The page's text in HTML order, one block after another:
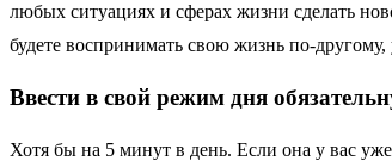
любых ситуациях и сферах жизни сделать
будете воспринимать свою жизнь по-
Ввести в свой режим дня
Хотя бы на 5 минут в день. Если она у вас